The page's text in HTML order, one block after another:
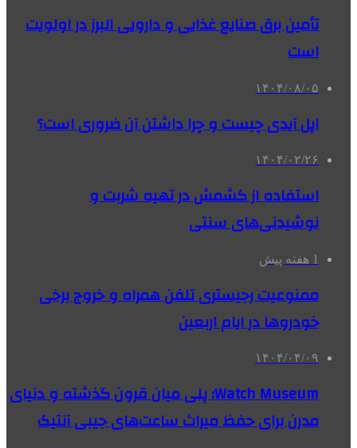
تأمین برق صنایع غذایی و دارویی البرز در اولویت
است
۱۴۰۴/۰۸/۰۵
اپل آیدی چیست و چرا داشتن آن ضروری است؟
۱۴۰۴/۰۲/۲۶
استفاده از کشمش در تهیه شربت و
نوشیدنی‌های سنتی
1 هفته پیش
ممنوعیت رجیستری تلفن همراه و خروج برخی
خودروها در ایام اربعین
۱۴۰۴/۰۴/۰۹
Watch Museum؛ پلی میان قرون گذشته و دنیای
مدرن برای حفظ میراث ساعت‌های جیبی آنتیک